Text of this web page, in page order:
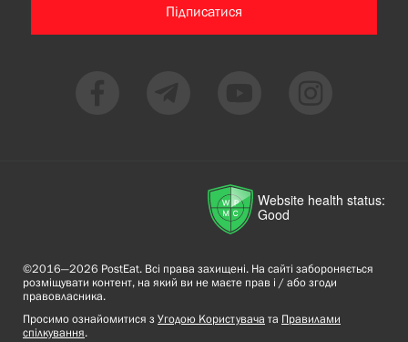
Підписатися
Website health status:
Good
©2016—2026 PostEat. Всі права захищені. На сайті забороняється
розміщувати контент, на який ви не маєте прав і / або згоди
правовласника.
Просимо ознайомитися з Угодою Користувача та Правилами
спілкування.